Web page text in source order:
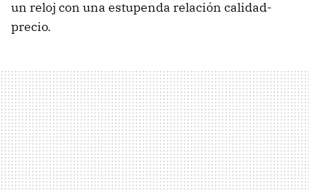
un reloj con una estupenda relación calidad-
precio.